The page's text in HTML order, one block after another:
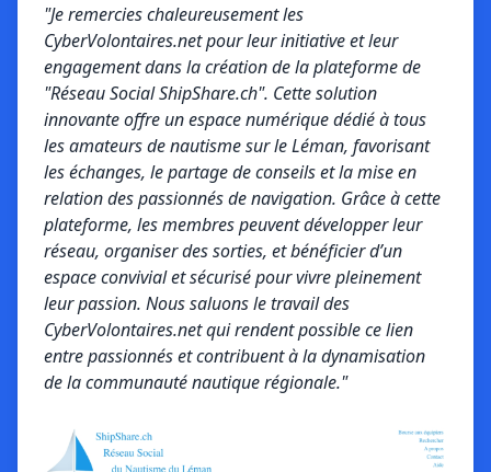
"Je remercies chaleureusement les
CyberVolontaires.net pour leur initiative et leur
engagement dans la création de la plateforme de
"Réseau Social ShipShare.ch". Cette solution
innovante offre un espace numérique dédié à tous
les amateurs de nautisme sur le Léman, favorisant
les échanges, le partage de conseils et la mise en
relation des passionnés de navigation. Grâce à cette
plateforme, les membres peuvent développer leur
réseau, organiser des sorties, et bénéficier d’un
espace convivial et sécurisé pour vivre pleinement
leur passion. Nous saluons le travail des
CyberVolontaires.net qui rendent possible ce lien
entre passionnés et contribuent à la dynamisation
de la communauté nautique régionale."